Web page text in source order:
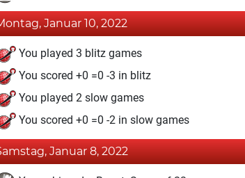
Januar 10, 2022
You played 3 blitz games
You scored +0 =0 -3 in blitz
You played 2 slow games
You scored +0 =0 -2 in slow games
Januar 8, 2022